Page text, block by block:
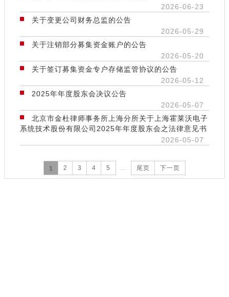
2026-06-23
关于变更公司财务总监的公告
2026-05-29
关于注销部分募集资金账户的公告
2026-05-20
关于签订募集资金专户存储监管协议的公告
2026-05-12
2025年年度股东会决议公告
2026-05-07
北京市金杜律师事务所上海分所关于上海霍莱沃电子
系统技术股份有限公司2025年年度股东会之法律意见书
2026-05-07
1 2 3 4 5 … 尾页 下一页